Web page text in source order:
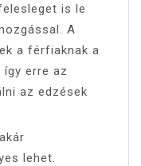
is le
A
a férfiaknak a
így erre az
az edzések
lehet.